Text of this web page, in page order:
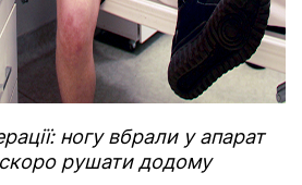
ногу вбрали у апарат
скоро рушати додому